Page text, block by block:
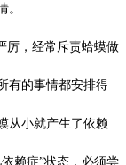
。
厉，经常斥责蛤蟆做
有的事情都安排得
从小就产生了依赖
依赖症”状态，必须尝